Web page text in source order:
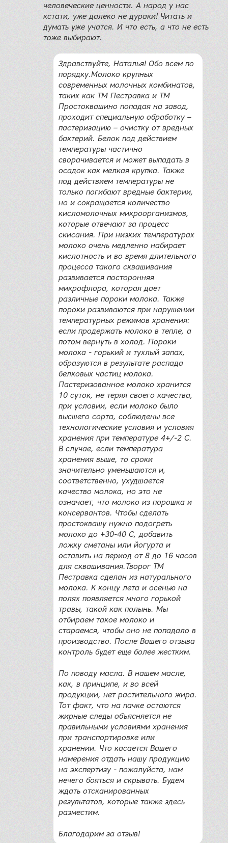
человеческие ценности. А народ у нас
кстати, уже далеко не дураки! Читать и
думать уже учатся. И что есть, а что не есть
тоже выбирают.
Здравствуйте, Наталья! Обо всем по
порядку.Молоко крупных
современных молочных комбинатов,
таких как ТМ Пестравка и ТМ
Простоквашино попадая на завод,
проходит специальную обработку –
пастеризацию – очистку от вредных
бактерий. Белок под действием
температуры частично
сворачивается и может выпадать в
осадок как мелкая крупка. Также
под действием температуры не
только погибают вредные бактерии,
но и сокращается количество
кисломолочных микроорганизмов,
которые отвечают за процесс
скисания. При низких температурах
молоко очень медленно набирает
кислотность и во время длительного
процесса такого сквашивания
развивается посторонняя
микрофлора, которая дает
различные пороки молока. Также
пороки развиваются при нарушении
температурных режимов хранения:
если продержать молоко в тепле, а
потом вернуть в холод. Пороки
молока - горький и тухлый запах,
образуются в результате распада
белковых частиц молока.
Пастеризованное молоко хранится
10 суток, не теряя своего качества,
при условии, если молоко было
высшего сорта, соблюдены все
технологические условия и условия
хранения при температуре 4+/-2 С.
В случае, если температура
хранения выше, то сроки
значительно уменьшаются и,
соответственно, ухудшается
качество молока, но это не
означает, что молоко из порошка и
консервантов. Чтобы сделать
простоквашу нужно подогреть
молоко до +30-40 С, добавить
ложку сметаны или йогурта и
оставить на период от 8 до 16 часов
для сквашивания.Творог ТМ
Пестравка сделан из натурального
молока. К концу лета и осенью на
полях появляется много горькой
травы, такой как полынь. Мы
отбираем такое молоко и
стараемся, чтобы оно не попадало в
производство. После Вашего отзыва
контроль будет еще более жестким.
По поводу масла. В нашем масле,
как, в принципе, и во всей
продукции, нет растительного жира.
Тот факт, что на пачке остаются
жирные следы объясняется не
правильными условиями хранения
при транспортировке или
хранении. Что касается Вашего
намерения отдать нашу продукцию
на экспертизу - пожалуйста, нам
нечего бояться и скрывать. Будем
ждать отсканированных
результатов, которые также здесь
разместим.
Благодарим за отзыв!